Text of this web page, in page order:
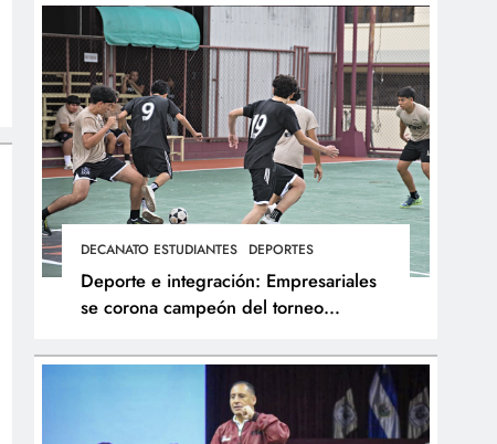
DECANATO ESTUDIANTES DEPORTES
Deporte e integración: Empresariales
se corona campeón del torneo